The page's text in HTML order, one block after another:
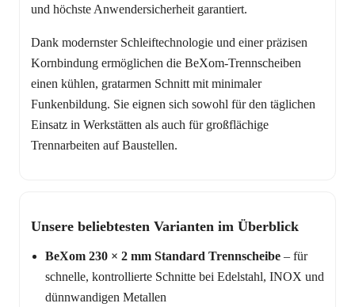
und höchste Anwendersicherheit garantiert.
Dank modernster Schleiftechnologie und einer präzisen
Kornbindung ermöglichen die BeXom-Trennscheiben
einen kühlen, gratarmen Schnitt mit minimaler
Funkenbildung. Sie eignen sich sowohl für den täglichen
Einsatz in Werkstätten als auch für großflächige
Trennarbeiten auf Baustellen.
Unsere beliebtesten Varianten im Überblick
BeXom 230 × 2 mm Standard Trennscheibe – für
schnelle, kontrollierte Schnitte bei Edelstahl, INOX und
dünnwandigen Metallen